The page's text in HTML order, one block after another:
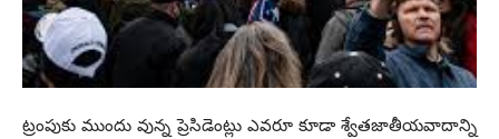
ట్రంపుకు ముందు వున్న ప్రెసిడెంట్లు ఎవరూ కూడా శ్వేతజాతీయవాదాన్ని